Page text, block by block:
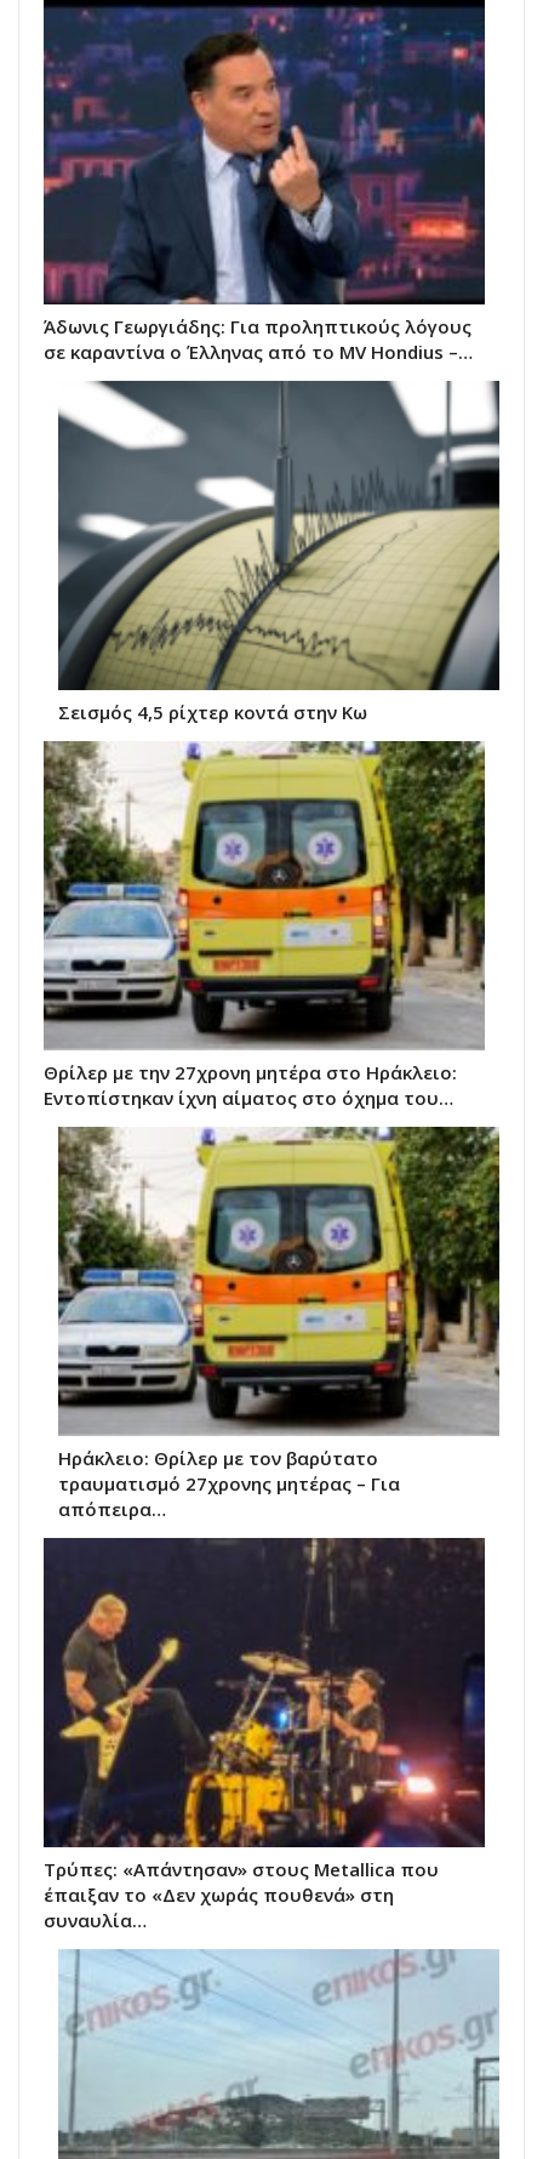
Άδωνις Γεωργιάδης: Για προληπτικούς λόγους
σε καραντίνα ο Έλληνας από το MV Hondius –…
Σεισμός 4,5 ρίχτερ κοντά στην Κω
Θρίλερ με την 27χρονη μητέρα στο Ηράκλειο:
Εντοπίστηκαν ίχνη αίματος στο όχημα του…
Ηράκλειο: Θρίλερ με τον βαρύτατο
τραυματισμό 27χρονης μητέρας – Για
απόπειρα…
Τρύπες: «Απάντησαν» στους Metallica που
έπαιξαν το «Δεν χωράς πουθενά» στη
συναυλία…